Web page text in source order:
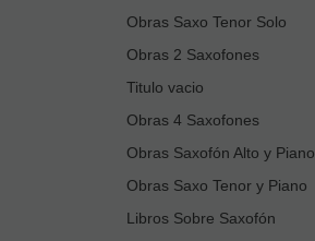
Obras Saxo Tenor Solo
Obras 2 Saxofones
Titulo vacio
Obras 4 Saxofones
Obras Saxofón Alto y Piano
Obras Saxo Tenor y Piano
Libros Sobre Saxofón